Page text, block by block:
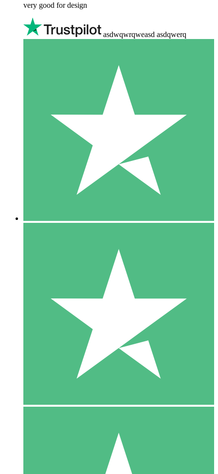
very good for design
asdwqwrqweasd asdqwerq